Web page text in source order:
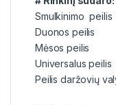
Smulkinimo peilis
Duonos peilis
Mėsos peilis
Universalus peilis
Peilis daržovių